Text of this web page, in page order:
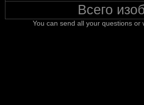
Всего
You can send all your questions